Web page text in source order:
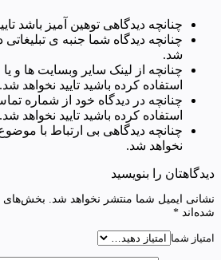
چنانچه دیدگاهی توهین آمیز باشد
چنانچه دیدگاه شما جنبه ی تبلیغاتی
شد.
چنانچه از لینک سایر وبسایت ها و
استفاده کرده باشید تایید نخواهد شد.
چنانچه در دیدگاه خود از شماره
استفاده کرده باشید تایید نخواهد شد.
چنانچه دیدگاهی بی ارتباط با
نخواهد شد.
دیدگاهتان را بنویسید
نشانی ایمیل شما منتشر نخواهد شد.
بخش‌های
شده‌اند *
امتیاز شما